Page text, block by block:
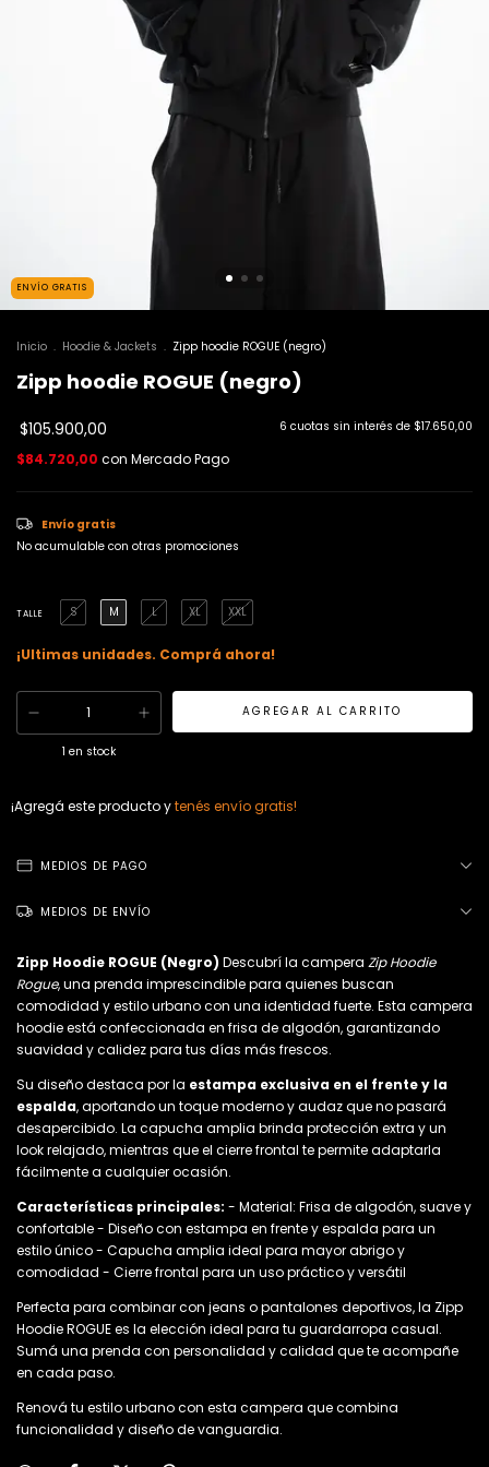
ENVÍO GRATIS
Inicio . Hoodie & Jackets . Zipp hoodie ROGUE (negro)
Zipp hoodie ROGUE (negro)
$105.900,00 6 cuotas sin interés de $17.650,00
$84.720,00 con Mercado Pago
Envío gratis
No acumulable con otras promociones
TALLE S M L XL XXL
¡Ultimas unidades. Comprá ahora!
1 en stock
¡Agregá este producto ytenés envío gratis!
MEDIOS DE PAGO
MEDIOS DE ENVÍO
Zipp Hoodie ROGUE (Negro) Descubrí la campera Zip Hoodie
Rogue, una prenda imprescindible para quienes buscan
comodidad y estilo urbano con una identidad fuerte. Esta campera
hoodie está confeccionada en frisa de algodón, garantizando
suavidad y calidez para tus días más frescos.
Su diseño destaca por la estampa exclusiva en el frente y la
espalda, aportando un toque moderno y audaz que no pasará
desapercibido. La capucha amplia brinda protección extra y un
look relajado, mientras que el cierre frontal te permite adaptarla
fácilmente a cualquier ocasión.
Características principales: - Material: Frisa de algodón, suave y
confortable - Diseño con estampa en frente y espalda para un
estilo único - Capucha amplia ideal para mayor abrigo y
comodidad - Cierre frontal para un uso práctico y versátil
Perfecta para combinar con jeans o pantalones deportivos, la Zipp
Hoodie ROGUE es la elección ideal para tu guardarropa casual.
Sumá una prenda con personalidad y calidad que te acompañe
en cada paso.
Renová tu estilo urbano con esta campera que combina
funcionalidad y diseño de vanguardia.